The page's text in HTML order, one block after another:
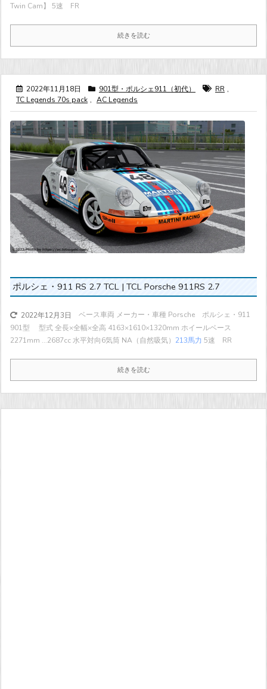
Twin Cam】 5速 FR
続きを読む
2022年11月18日 901型・ポルシェ911（初代） RR ,
TC Legends 70s pack , AC Legends
ポルシェ・911 RS 2.7 TCL | TCL Porsche 911RS 2.7
2022年12月3日
ベース車両 メーカー・車種 Porsche ポルシェ・911
901型 型式 全長×全幅×全高 4163×1610×1320mm ホイールベース
2271mm ...2687cc 水平対向6気筒 NA（自然吸気） 213馬力 5速 RR
続きを読む